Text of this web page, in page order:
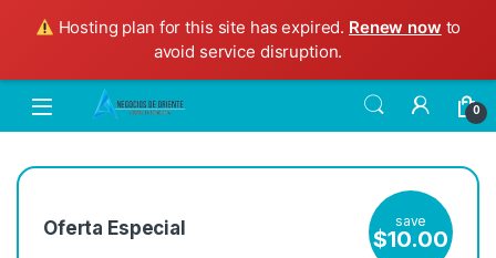
Hosting plan for this site has expired. Renew now to
avoid service disruption.
0
Oferta Especial save
$10.00